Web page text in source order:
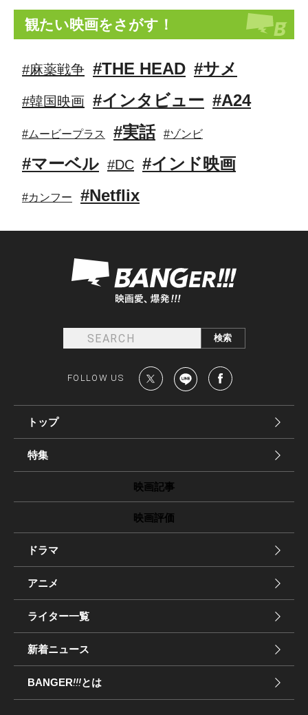
観たい映画をさがす！
#麻薬戦争 #THE HEAD #サメ
#韓国映画 #インタビュー #A24
#ムービープラス #実話 #ゾンビ
#マーベル #DC #インド映画
#カンフー #Netflix
FOLLOW US
トップ
特集
映画記事
映画評価
ドラマ
アニメ
ライター一覧
新着ニュース
BANGER!!!とは